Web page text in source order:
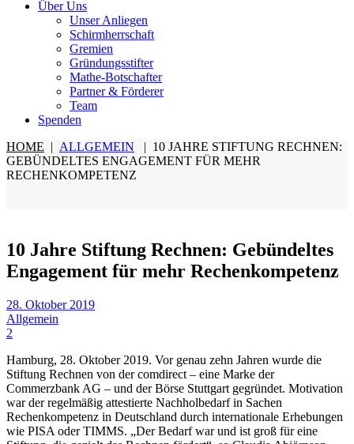
Über Uns
Unser Anliegen
Schirmherrschaft
Gremien
Gründungsstifter
Mathe-Botschafter
Partner & Förderer
Team
Spenden
HOME | ALLGEMEIN | 10 JAHRE STIFTUNG RECHNEN:
GEBÜNDELTES ENGAGEMENT FÜR MEHR
RECHENKOMPETENZ
10 Jahre Stiftung Rechnen: Gebündeltes
Engagement für mehr Rechenkompetenz
28. Oktober 2019
Allgemein
2
Hamburg, 28. Oktober 2019. Vor genau zehn Jahren wurde die
Stiftung Rechnen von der comdirect – eine Marke der
Commerzbank AG – und der Börse Stuttgart gegründet. Motivation
war der regelmäßig attestierte Nachholbedarf in Sachen
Rechenkompetenz in Deutschland durch internationale Erhebungen
wie PISA oder TIMMS. „Der Bedarf war und ist groß für eine